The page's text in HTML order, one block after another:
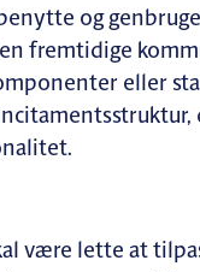
og
fremtidige
eller
være lette at